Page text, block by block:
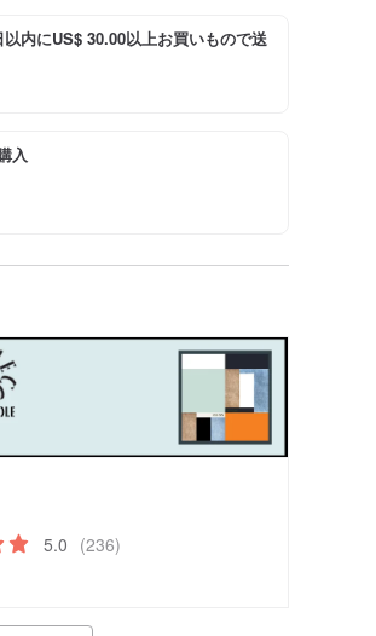
以内にUS$ 30.00以上お買いもので送
入
5.0 (236)